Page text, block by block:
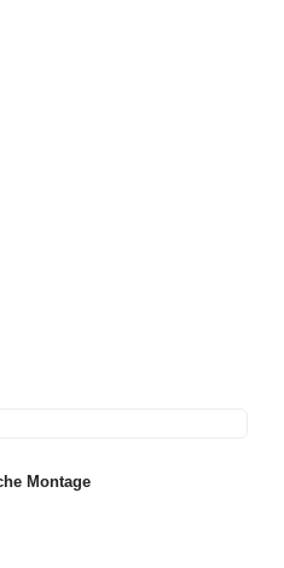
Montage